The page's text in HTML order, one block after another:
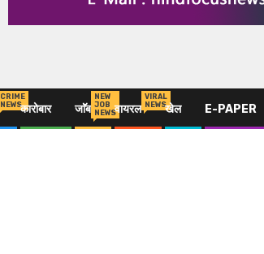
CRIME
NEWSकारोबार जाॅॅब
NEW
JOB
NEWSवायरल
VIRAL
NEWSखेल E-PAPER